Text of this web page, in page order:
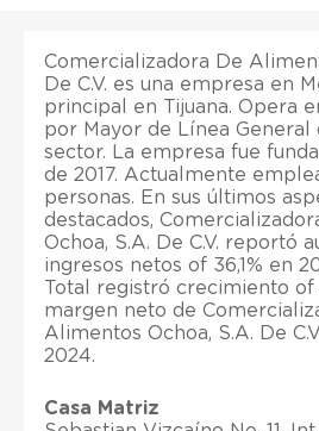
Comercializadora De
De C.V. es una empresa en
principal en Tijuana. Opera
por Mayor de Línea General
sector. La empresa fue
de 2017. Actualmente
personas. En sus últimos
destacados,
Ochoa, S.A. De C.V. reportó
ingresos netos of 36,1% en
Total registró crecimiento of
margen neto de
Alimentos Ochoa, S.A. De
2024.
Casa Matriz